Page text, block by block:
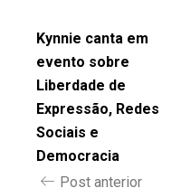
Kynnie canta em
evento sobre
Liberdade de
Expressão, Redes
Sociais e
Democracia
Post anterior